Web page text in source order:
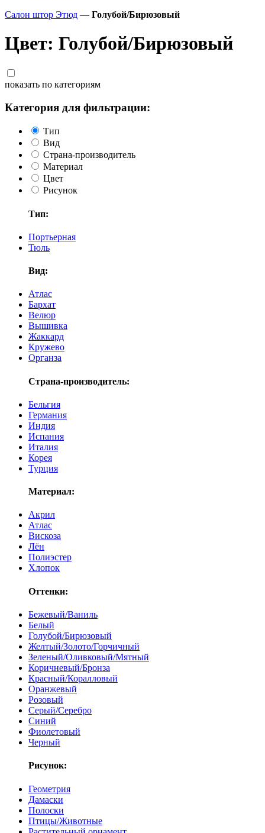
Салон штор Этюд — Голубой/Бирюзовый
Цвет: Голубой/Бирюзовый
показать по категориям
Категория для фильтрации:
Тип
Вид
Страна-производитель
Материал
Цвет
Рисунок
Тип:
Портьерная
Тюль
Вид:
Атлас
Бархат
Велюр
Вышивка
Жаккард
Кружево
Органза
Страна-производитель:
Бельгия
Германия
Индия
Испания
Италия
Корея
Турция
Материал:
Акрил
Атлас
Вискоза
Лён
Полиэстер
Хлопок
Оттенки:
Бежевый/Ваниль
Белый
Голубой/Бирюзовый
Желтый/Золото/Горчичный
Зеленый/Оливковый/Мятный
Коричневый/Бронза
Красный/Коралловый
Оранжевый
Розовый
Серый/Серебро
Синий
Фиолетовый
Черный
Рисунок:
Геометрия
Дамаски
Полоски
Птицы/Животные